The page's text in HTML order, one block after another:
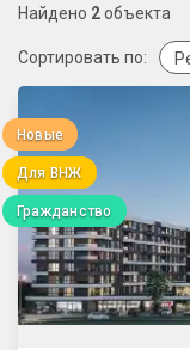
Найдено 2объекта
Сортировать по:
Новые
Для ВНЖ
Гражданство